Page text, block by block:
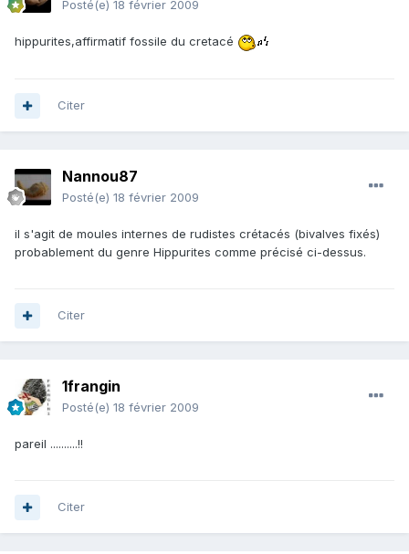
Posté(e) 18 février 2009
hippurites,affirmatif fossile du cretacé
Citer
Nannou87
Posté(e) 18 février 2009
il s'agit de moules internes de rudistes crétacés (bivalves fixés)
probablement du genre Hippurites comme précisé ci-dessus.
Citer
1frangin
Posté(e) 18 février 2009
pareil ..........!!
Citer